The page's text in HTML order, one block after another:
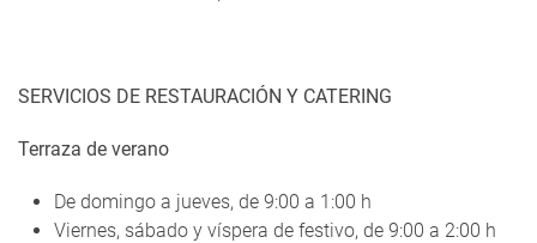
SERVICIOS DE RESTAURACIÓN Y CATERING
Terraza de verano
De domingo a jueves, de 9:00 a 1:00 h
Viernes, sábado y víspera de festivo, de 9:00 a 2:00 h